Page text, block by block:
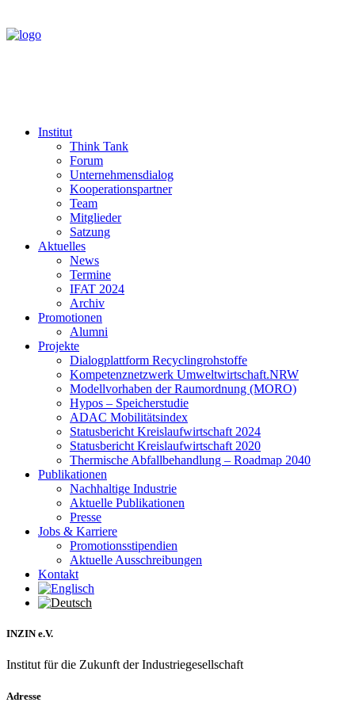
Institut
Think Tank
Forum
Unternehmensdialog
Kooperationspartner
Team
Mitglieder
Satzung
Aktuelles
News
Termine
IFAT 2024
Archiv
Promotionen
Alumni
Projekte
Dialogplattform Recyclingrohstoffe
Kompetenznetzwerk Umweltwirtschaft.NRW
Modellvorhaben der Raumordnung (MORO)
Hypos – Speicherstudie
ADAC Mobilitätsindex
Statusbericht Kreislaufwirtschaft 2024
Statusbericht Kreislaufwirtschaft 2020
Thermische Abfallbehandlung – Roadmap 2040
Publikationen
Nachhaltige Industrie
Aktuelle Publikationen
Presse
Jobs & Karriere
Promotionsstipendien
Aktuelle Ausschreibungen
Kontakt
INZIN e.V.
Institut für die Zukunft der Industriegesellschaft
Adresse